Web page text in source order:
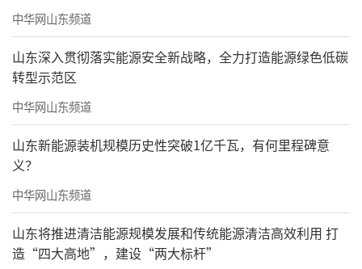
中华网山东频道
山东深入贯彻落实能源安全新战略，全力打造能源绿色低碳
转型示范区
中华网山东频道
山东新能源装机规模历史性突破1亿千瓦，有何里程碑意
义？
中华网山东频道
山东将推进清洁能源规模发展和传统能源清洁高效利用 打
造“四大高地”，建设“两大标杆”